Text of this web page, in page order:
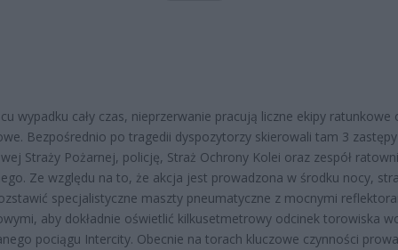
wypadku cały czas, nieprzerwanie pracują liczne ekipy ratunkowe
Bezpośrednio po tragedii dyspozytorzy skierowali tam 3 zastępy
Straży Pożarnej, policję, Straż Ochrony Kolei oraz zespół
Ze względu na to, że akcja jest prowadzona w środku nocy,
specjalistyczne maszty pneumatyczne z mocnymi
aby dokładnie oświetlić kilkusetmetrowy odcinek torowiska
pociągu Intercity. Obecnie na torach kluczowe czynności